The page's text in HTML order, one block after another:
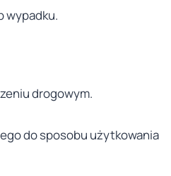
wypadku.
drogowym.
do sposobu użytkowania